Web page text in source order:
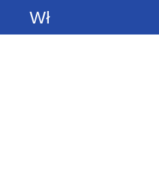
Włącz
powiadomienia